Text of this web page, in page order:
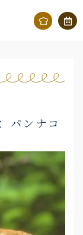
パンナコ